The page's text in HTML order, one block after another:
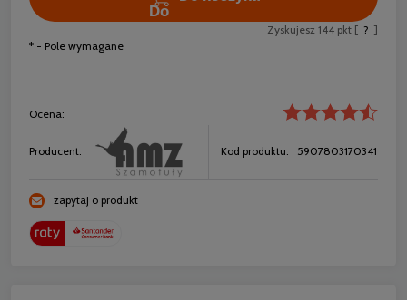
Zyskujesz 144 pkt [ ? ]
* - Pole wymagane
Ocena:
Producent: Kod produktu: 5907803170341
zapytaj o produkt